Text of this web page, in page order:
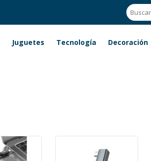
Juguetes Tecnología Decoración